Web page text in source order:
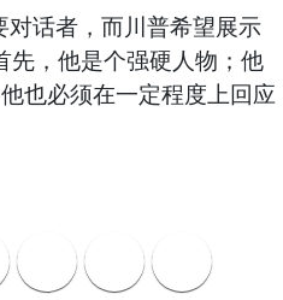
话者，而川普希望展示
先，他是个强硬人物；他
也必须在一定程度上回应